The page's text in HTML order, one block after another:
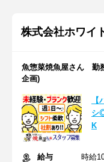
株式会社ホワイ
魚惣菜焼魚屋さん 勤
企画)
シ
K
給与
時給